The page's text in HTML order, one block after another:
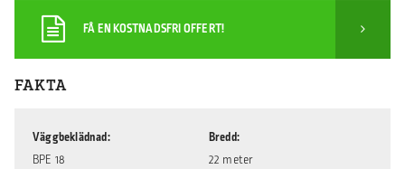
FÅ EN KOSTNADSFRI OFFERT!
FAKTA
Väggbeklädnad
BPE 18
Bredd
22 meter